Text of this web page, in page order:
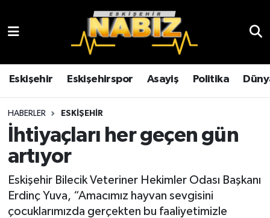
Eskişehir Eskişehirspor Asayiş Politika
HABERLER ESKIŞEHIR
İhtiyaçları her geçen gün
artıyor
Eskişehir Bilecik Veteriner Hekimler Odası Başkanı
Erdinç Yuva, “Amacımız hayvan sevgisini
çocuklarımızda gerçekten bu faaliyetimizle
Çevre
Eğitim
Ekonomi
Eskişehir
Eskişehir Hava Durumu
Eskişehir Trafik Yoğunluk Haritası
TFF 3.Lig 4.Grup Puan Durumu ve Fikstür
Tüm Manşetler
Son Dakika Haberleri
Haber Arşivi